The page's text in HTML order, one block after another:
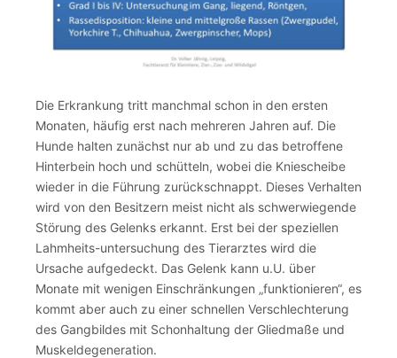
Die Erkrankung tritt manchmal schon in den ersten
Monaten, häufig erst nach mehreren Jahren auf. Die
Hunde halten zunächst nur ab und zu das betroffene
Hinterbein hoch und schütteln, wobei die Kniescheibe
wieder in die Führung zurückschnappt. Dieses Verhalten
wird von den Besitzern meist nicht als schwerwiegende
Störung des Gelenks erkannt. Erst bei der speziellen
Lahmheits-untersuchung des Tierarztes wird die
Ursache aufgedeckt. Das Gelenk kann u.U. über
Monate mit wenigen Einschränkungen „funktionieren“, es
kommt aber auch zu einer schnellen Verschlechterung
des Gangbildes mit Schonhaltung der Gliedmaße und
Muskeldegeneration.